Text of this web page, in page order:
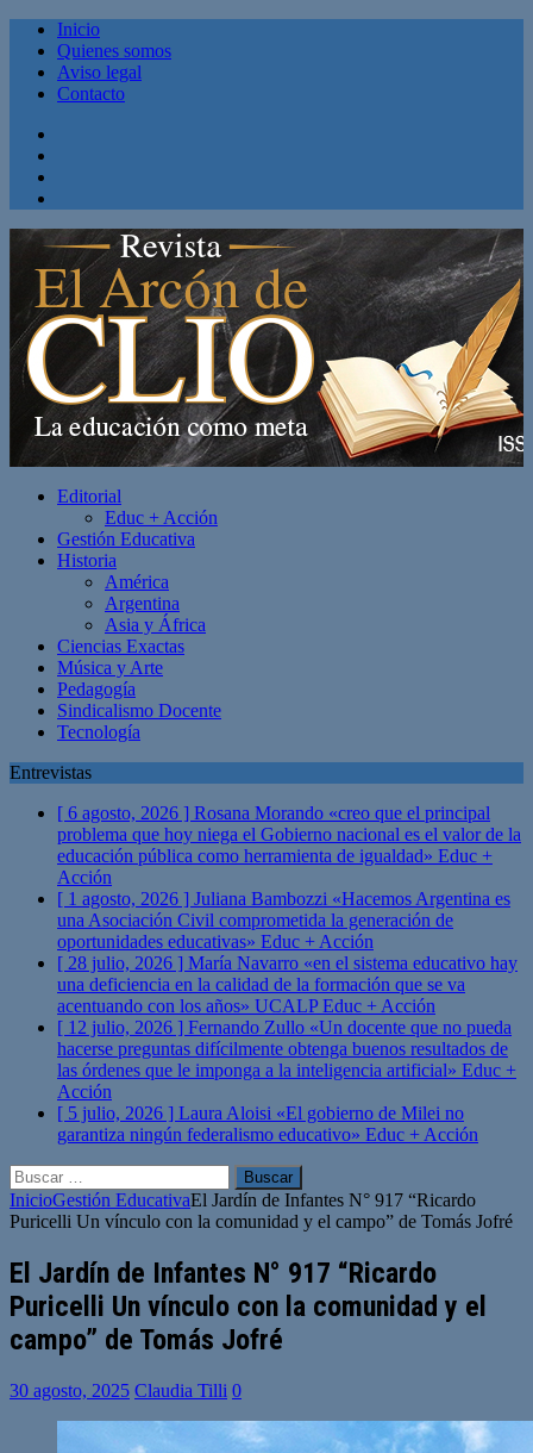
Inicio
Quienes somos
Aviso legal
Contacto
Editorial
Educ + Acción
Gestión Educativa
Historia
América
Argentina
Asia y África
Ciencias Exactas
Música y Arte
Pedagogía
Sindicalismo Docente
Tecnología
Entrevistas
[ 6 agosto, 2026 ] Rosana Morando «creo que el principal
problema que hoy niega el Gobierno nacional es el valor de la
educación pública como herramienta de igualdad» Educ +
Acción
[ 1 agosto, 2026 ] Juliana Bambozzi «Hacemos Argentina es
una Asociación Civil comprometida la generación de
oportunidades educativas» Educ + Acción
[ 28 julio, 2026 ] María Navarro «en el sistema educativo hay
una deficiencia en la calidad de la formación que se va
acentuando con los años» UCALPEduc + Acción
[ 12 julio, 2026 ] Fernando Zullo «Un docente que no pueda
hacerse preguntas difícilmente obtenga buenos resultados de
las órdenes que le imponga a la inteligencia artificial» Educ +
Acción
[ 5 julio, 2026 ] Laura Aloisi «El gobierno de Milei no
garantiza ningún federalismo educativo» Educ + Acción
Buscar:
InicioGestión EducativaEl Jardín de Infantes N° 917 “Ricardo
Puricelli Un vínculo con la comunidad y el campo” de Tomás Jofré
El Jardín de Infantes N° 917 “Ricardo
Puricelli Un vínculo con la comunidad y el
campo” de Tomás Jofré
30 agosto, 2025 Claudia Tilli 0